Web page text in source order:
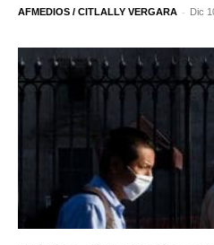
AFMEDIOS / CITLALLY VERGARA - Dic